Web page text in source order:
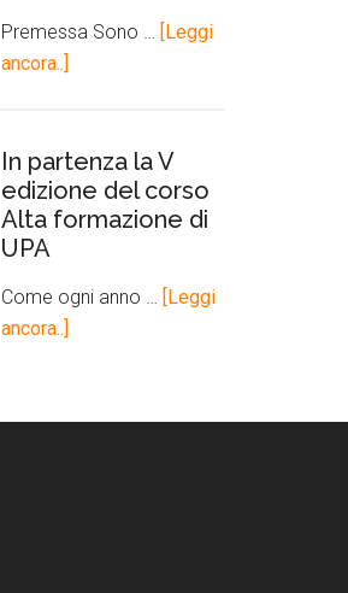
Premessa Sono …
[Leggi
ancora..]
In partenza la V
edizione del corso
Alta formazione di
UPA
Come ogni anno …
[Leggi
ancora..]